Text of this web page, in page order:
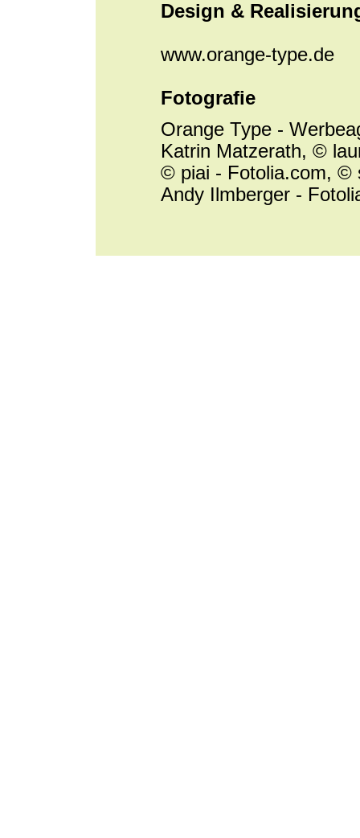
Design &
www.orange-type.de
Fotografie
Orange Type -
Katrin Matzerath, ©
© piai - Fotolia.com, ©
Andy Ilmberger -